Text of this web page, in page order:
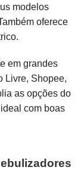
modelos
oferece
em grandes
Livre, Shopee,
as opções do
com boas